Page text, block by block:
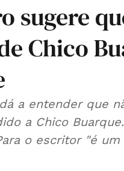
sugere
Chico
a entender que
a Chico
o escritor "é